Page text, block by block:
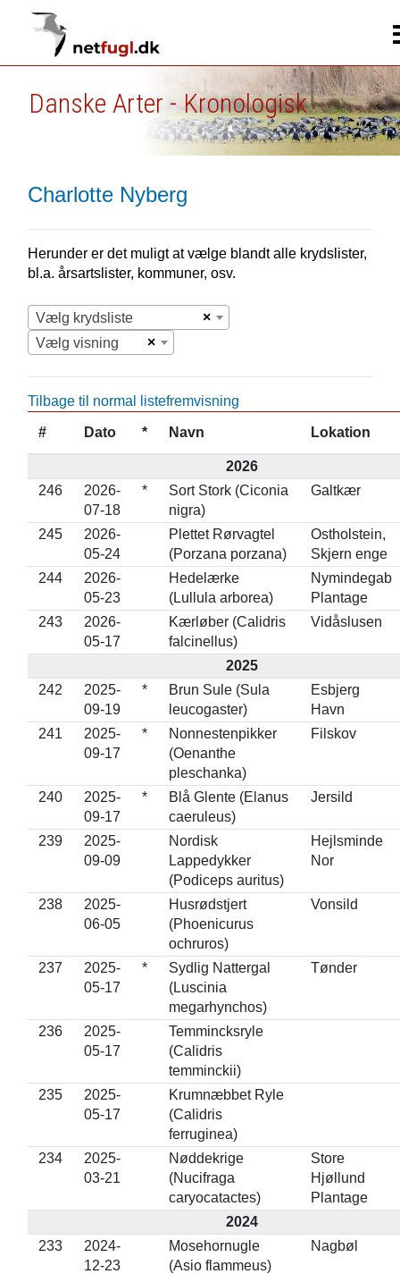
Danske Arter - Kronologisk
Charlotte Nyberg
Herunder er det muligt at vælge blandt alle krydslister,
bl.a. årsartslister, kommuner, osv.
×
Vælg krydsliste
×
Vælg visning
Tilbage til normal listefremvisning
# Dato * Navn Lokation
2026
246
2026-
07-18
*
Sort Stork (Ciconia
nigra)
Galtkær
245
2026-
05-24
Plettet Rørvagtel
(Porzana porzana)
Ostholstein,
Skjern enge
244
2026-
05-23
Hedelærke
(Lullula arborea)
Nymindegab
Plantage
243
2026-
05-17
Kærløber (Calidris
falcinellus)
Vidåslusen
2025
242
2025-
09-19
*
Brun Sule (Sula
leucogaster)
Esbjerg
Havn
241
2025-
09-17
*
Nonnestenpikker
(Oenanthe
pleschanka)
Filskov
240
2025-
09-17
*
Blå Glente (Elanus
caeruleus)
Jersild
239
2025-
09-09
Nordisk
Lappedykker
(Podiceps auritus)
Hejlsminde
Nor
238
2025-
06-05
Husrødstjert
(Phoenicurus
ochruros)
Vonsild
237
2025-
05-17
*
Sydlig Nattergal
(Luscinia
megarhynchos)
Tønder
236
2025-
05-17
Temmincksryle
(Calidris
temminckii)
235
2025-
05-17
Krumnæbbet Ryle
(Calidris
ferruginea)
234
2025-
03-21
Nøddekrige
(Nucifraga
caryocatactes)
Store
Hjøllund
Plantage
2024
233
2024-
12-23
Mosehornugle
(Asio flammeus)
Nagbøl